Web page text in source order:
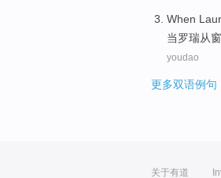
When
当罗瑞从
youdao
更多双语例句
关于有道